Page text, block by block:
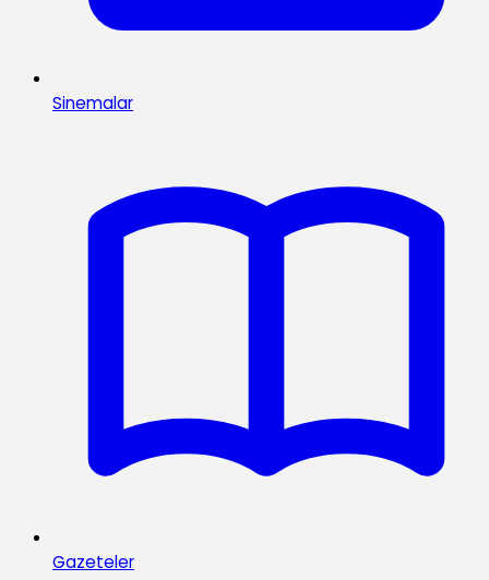
Sinemalar
Gazeteler